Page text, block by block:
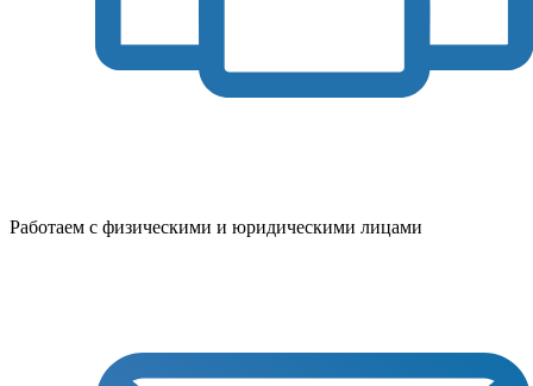
Работаем с физическими и юридическими лицами